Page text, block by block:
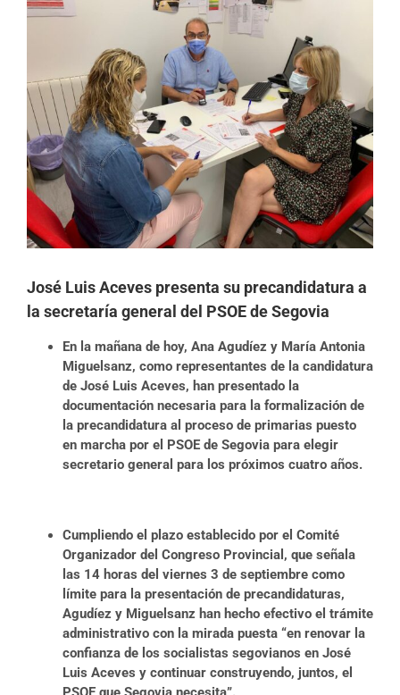
imagen
José Luis Aceves presenta su precandidatura a
la secretaría general del PSOE de Segovia
En la mañana de hoy, Ana Agudíez y María Antonia
Miguelsanz, como representantes de la candidatura
de José Luis Aceves, han presentado la
documentación necesaria para la formalización de
la precandidatura al proceso de primarias puesto
en marcha por el PSOE de Segovia para elegir
secretario general para los próximos cuatro años.
Cumpliendo el plazo establecido por el Comité
Organizador del Congreso Provincial, que señala
las 14 horas del viernes 3 de septiembre como
límite para la presentación de precandidaturas,
Agudíez y Miguelsanz han hecho efectivo el trámite
administrativo con la mirada puesta “en renovar la
confianza de los socialistas segovianos en José
Luis Aceves y continuar construyendo, juntos, el